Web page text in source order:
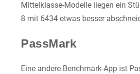
Mittelklasse-Modelle liegen ein
8 mit 6434 etwas besser
PassMark
Eine andere Benchmark-App ist